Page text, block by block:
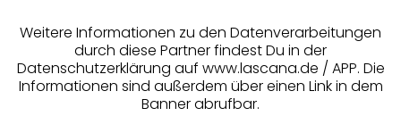
Weitere Informationen zu den Datenverarbeitungen
durch diese Partner findest Du in der
Datenschutzerklärung auf www.lascana.de / APP. Die
Informationen sind außerdem über einen Link in dem
Banner abrufbar.